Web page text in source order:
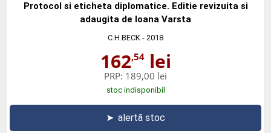
Protocol si eticheta diplomatice. Editie revizuita si
adaugita de Ioana Varsta
C.H.BECK - 2018
162,54lei
PRP: 189,00 lei
stoc indisponibil
➤ alertă stoc